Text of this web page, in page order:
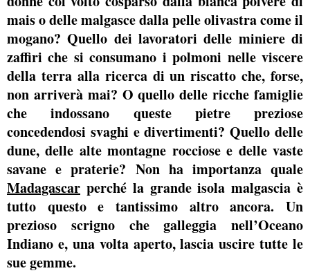
mais o delle malgasce dalla pelle olivastra come il
mogano? Quello dei lavoratori delle miniere di
zaffiri che si consumano i polmoni nelle viscere
della terra alla ricerca di un riscatto che, forse,
non arriverà mai? O quello delle ricche famiglie
che indossano queste pietre preziose
concedendosi svaghi e divertimenti? Quello delle
dune, delle alte montagne rocciose e delle vaste
savane e praterie? Non ha importanza quale
Madagascar perché la grande isola malgascia è
tutto questo e tantissimo altro ancora. Un
prezioso scrigno che galleggia nell’Oceano
Indiano e, una volta aperto, lascia uscire tutte le
sue gemme.